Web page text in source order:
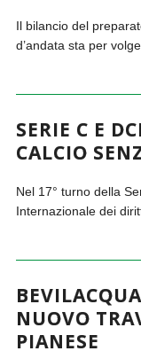
Il bilancio del
d’andata sta per
SERIE C E
CALCIO
Nel 17° turno della
Internazionale dei
NUOVO
PIANESE